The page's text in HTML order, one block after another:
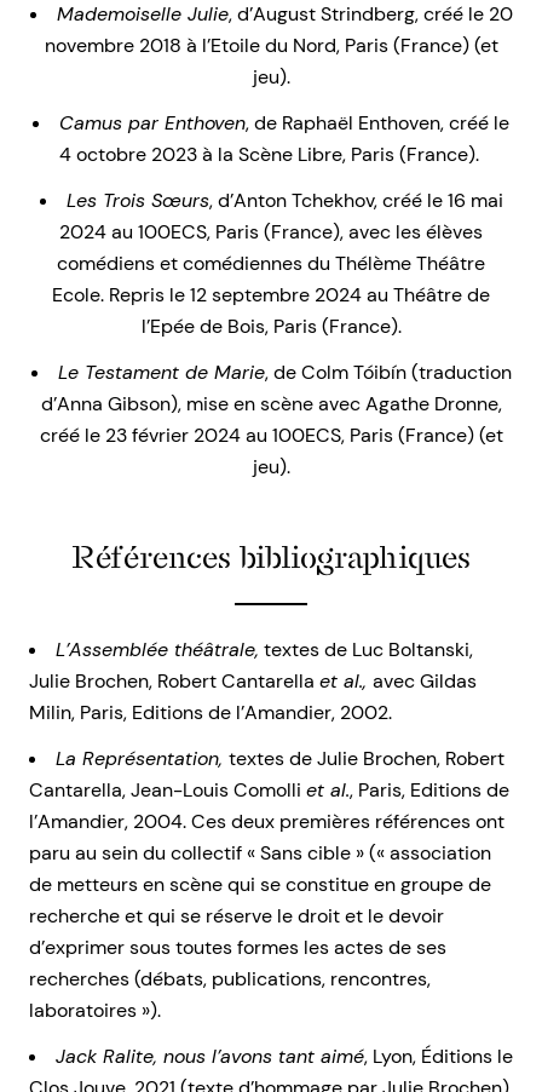
Mademoiselle Julie, d’August Strindberg, créé le 20
novembre 2018 à l’Etoile du Nord, Paris (France) (et
jeu).
Camus par Enthoven, de Raphaël Enthoven, créé le
4 octobre 2023 à la Scène Libre, Paris (France).
Les Trois Sœurs, d’Anton Tchekhov, créé le 16 mai
2024 au 100ECS, Paris (France), avec les élèves
comédiens et comédiennes du Thélème Théâtre
Ecole. Repris le 12 septembre 2024 au Théâtre de
l’Epée de Bois, Paris (France).
Le Testament de Marie, de Colm Tóibín (traduction
d’Anna Gibson), mise en scène avec Agathe Dronne,
créé le 23 février 2024 au 100ECS, Paris (France) (et
jeu).
Références bibliographiques
L’Assemblée théâtrale, textes de Luc Boltanski,
Julie Brochen, Robert Cantarella et al., avec Gildas
Milin, Paris, Editions de l’Amandier, 2002.
La Représentation, textes de Julie Brochen, Robert
Cantarella, Jean-Louis Comolli et al., Paris, Editions de
l’Amandier, 2004. Ces deux premières références ont
paru au sein du collectif « Sans cible » (« association
de metteurs en scène qui se constitue en groupe de
recherche et qui se réserve le droit et le devoir
d’exprimer sous toutes formes les actes de ses
recherches (débats, publications, rencontres,
laboratoires »).
Jack Ralite, nous l’avons tant aimé, Lyon, Éditions le